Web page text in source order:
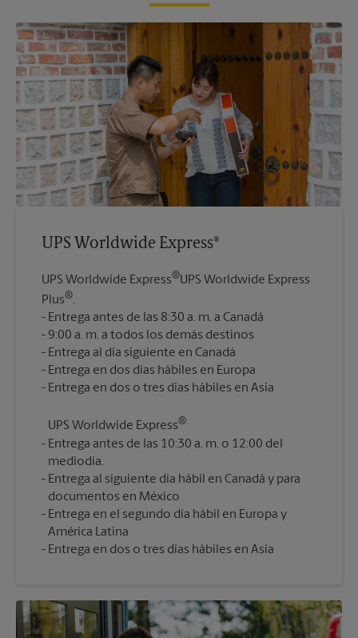
UPS Worldwide Express®
UPS Worldwide Express®UPS Worldwide Express
Plus®.
Entrega antes de las 8:30 a. m. a Canadá
9:00 a. m. a todos los demás destinos
Entrega al día siguiente en Canadá
Entrega en dos días hábiles en Europa
UPS Worldwide Express®
Entrega antes de las 10:30 a. m. o 12:00 del
mediodía.
Entrega al siguiente día hábil en Canadá y para
documentos en México
Entrega en el segundo día hábil en Europa y
América Latina
Entrega en dos o tres días hábiles en Asia